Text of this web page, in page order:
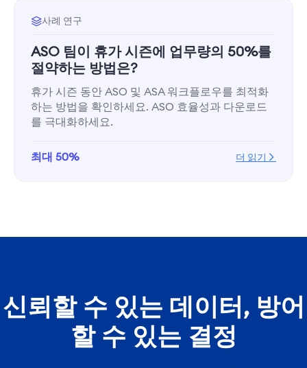
사례 연구
ASO 팀이 휴가 시즌에 업무량의 50%를
절약하는 방법은?
휴가 시즌 동안 ASO 및 ASA 워크플로우를 최적화
하는 방법을 확인하세요. ASO 효율성과 다운로드
를 극대화하세요.
최대 50% 더 읽기
신뢰할 수 있는 데이터, 방어
할 수 있는 결정